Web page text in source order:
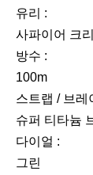
유리 :
사파이어 크
방수 :
100m
스트랩 / 브레
슈퍼 티타늄
다이얼 :
그린